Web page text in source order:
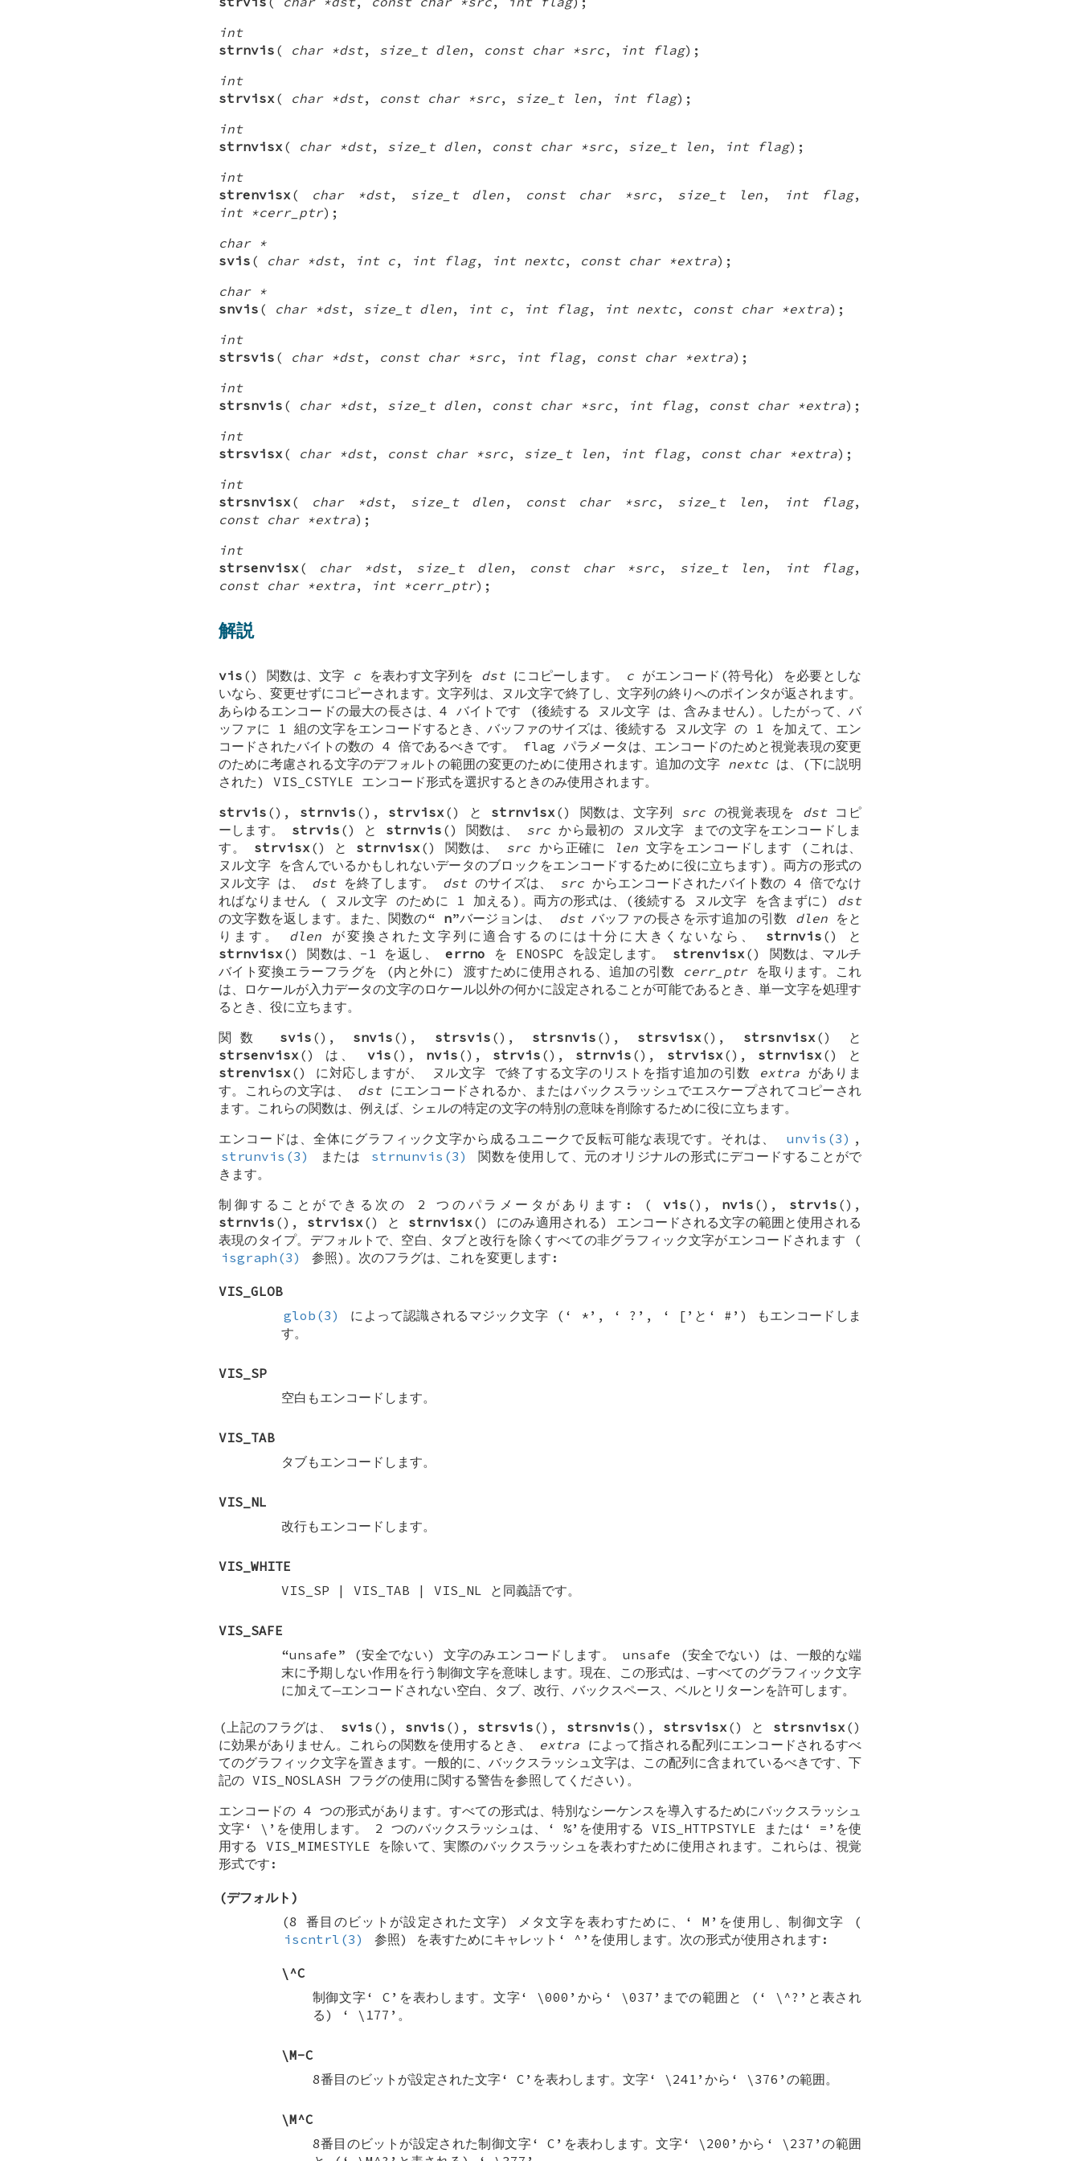
int
strnvis ( char *dst, size_t dlen, const char *src, int flag);
int
strvisx ( char *dst, const char *src, size_t len, int flag);
int
strnvisx ( char *dst, size_t dlen, const char *src, size_t len, int flag);
int
strenvisx ( char *dst, size_t dlen , const char *src, size_t len, int flag,
int *cerr_ptr);
char *
svis ( char *dst, int c, int flag, int nextc, const char *extra);
char *
snvis ( char *dst, size_t dlen, int c, int flag, int nextc, const char *extra);
int
strsvis ( char *dst, const char *src, int flag, const char *extra);
int
strsnvis ( char *dst, size_t dlen, const char *src, int flag, const char *extra);
int
strsvisx ( char *dst, const char *src, size_t len, int flag, const char *extra);
int
strsnvisx ( char *dst, size_t dlen , const char *src, size_t len, int flag,
const char *extra);
int
strsenvisx ( char *dst, size_t dlen, const char *src, size_t len, int flag,
const char *extra, int *cerr_ptr);
解説
vis () 関数は、文字 c を表わす文字列を dstにコピーします。 c がエンコード(符号化) を必要としな
いなら、変更せずにコピーされます。文字列は、ヌル文字で終了し、文字列の終りへのポインタが返されます。
あらゆるエンコードの最大の長さは、4 バイトです (後続する
ヌル文字は、含みません)。したがって、バ
ッファに 1 組の文字をエンコードするとき、バッファのサイズは、後続する
ヌル文字 の 1 を加えて、エン
コードされたバイトの数の 4 倍であるべきです。 flag パラメータは、エンコードのためと視覚表現の変更
のために考慮される文字のデフォルトの範囲の変更のために使用されます。追加の文字 nextc は、(下に説明
された) VIS_CSTYLE エンコード形式を選択するときのみ使用されます。
strvis (), strnvis (), strvisx() と strnvisx() 関数は、文字列 src の視覚表現を dstコピ
ーします。 strvis () と strnvis () 関数は、 src から最初の ヌル文字 までの文字をエンコードしま
す。 strvisx() と strnvisx() 関数は、 src から正確に len文字をエンコードします (これは、
ヌル文字を含んでいるかもしれないデータのブロックをエンコードするために役に立ちます)。両方の形式の
ヌル文字 は、 dstを終了します。 dstのサイズは、 src からエンコードされたバイト数の 4 倍でなけ
ればなりません (
ヌル文字 のために 1 加える)。両方の形式は、(後続する ヌル文字 を含まずに) dst
の文字数を返します。また、関数の“ n”バージョンは、 dstバッファの長さを示す追加の引数 dlenをと
ります。 dlen が変換された文字列に適合するのには十分に大きくないなら、 strnvis () と
strnvisx() 関数は、-1 を返し、errno を ENOSPC を設定します。 strenvisx() 関数は、マルチ
バイト変換エラーフラグを (内と外に) 渡すために使用される、追加の引数 cerr_ptrを取ります。これ
は、ロケールが入力データの文字のロケール以外の何かに設定されることが可能であるとき、単一文字を処理す
るとき、役に立ちます。
関数 svis (), snvis (), strsvis (), strsnvis (), strsvisx(), strsnvisx() と
strsenvisx() は、 vis (), nvis (), strvis (), strnvis (), strvisx(), strnvisx() と
strenvisx() に対応しますが、 ヌル文字 で終了する文字のリストを指す追加の引数 extraがありま
す。これらの文字は、 dstにエンコードされるか、またはバックスラッシュでエスケープされてコピーされ
ます。これらの関数は、例えば、シェルの特定の文字の特別の意味を削除するために役に立ちます。
エンコードは、全体にグラフィック文字から成るユニークで反転可能な表現です。それは、
unvis(3) ,
strunvis(3)
または strnunvis(3)
関数を使用して、元のオリジナルの形式にデコードすることがで
きます。
制御することができる次の 2 つのパラメータがあります: ( vis (), nvis (), strvis (),
strnvis (), strvisx() と strnvisx() にのみ適用される) エンコードされる文字の範囲と使用される
表現のタイプ。デフォルトで、空白、タブと改行を除くすべての非グラフィック文字がエンコードされます (
isgraph(3)
参照)。次のフラグは、これを変更します:
VIS_GLOB
glob(3)
によって認識されるマジック文字 (‘ * ’, ‘ ? ’, ‘ [ ’と‘ # ’) もエンコードしま
す。
VIS_SP
空白もエンコードします。
VIS_TAB
タブもエンコードします。
VIS_NL
改行もエンコードします。
VIS_WHITE
VIS_SP | VIS_TAB | VIS_NL と同義語です。
VIS_SAFE
“unsafe” (安全でない) 文字のみエンコードします。 unsafe (安全でない) は、一般的な端
末に予期しない作用を行う制御文字を意味します。現在、この形式は、—すべてのグラフィック文字
に加えて—エンコードされない空白、タブ、改行、バックスペース、ベルとリターンを許可します。
(上記のフラグは、 svis (), snvis (), strsvis (), strsnvis (), strsvisx() と strsnvisx()
に効果がありません。これらの関数を使用するとき、 extra によって指される配列にエンコードされるすべ
てのグラフィック文字を置きます。一般的に、バックスラッシュ文字は、この配列に含まれているべきです、下
記の VIS_NOSLASH フラグの使用に関する警告を参照してください)。
エンコードの 4 つの形式があります。すべての形式は、特別なシーケンスを導入するためにバックスラッシュ
文字‘ \ ’を使用します。 2 つのバックスラッシュは、‘ %’を使用するVIS_HTTPSTYLE または‘ = ’を使
用する VIS_MIMESTYLE を除いて、実際のバックスラッシュを表わすために使用されます。これらは、視覚
形式です:
(デフォルト)
(8 番目のビットが設定された文字) メタ文字を表わすために、‘ M ’を使用し、制御文字 (
iscntrl(3)
参照) を表すためにキャレット‘ ^ ’を使用します。次の形式が使用されます:
\^C
制御文字‘C ’を表わします。文字‘ \000 ’から‘ \037 ’までの範囲と (‘ \^? ’と表され
る) ‘ \177 ’。
\M-C
8番目のビットが設定された文字‘ C ’を表わします。文字‘ \241 ’から‘ \376 ’の範囲。
\M^C
8番目のビットが設定された制御文字‘C ’を表わします。文字‘ \200 ’から‘ \237 ’の範囲